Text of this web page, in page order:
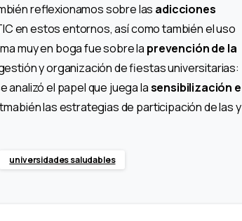
reflexionamos sobre las adicciones
en estos entornos, así como también el uso
muy en boga fue sobre la prevención de la
y organización de fiestas universitarias:
analizó el papel que juega lasensibilización e
las estrategias de participación de las y
universidades saludables